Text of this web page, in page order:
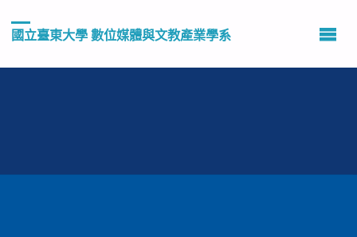
國立臺東大學 數位媒體與文教產業學系